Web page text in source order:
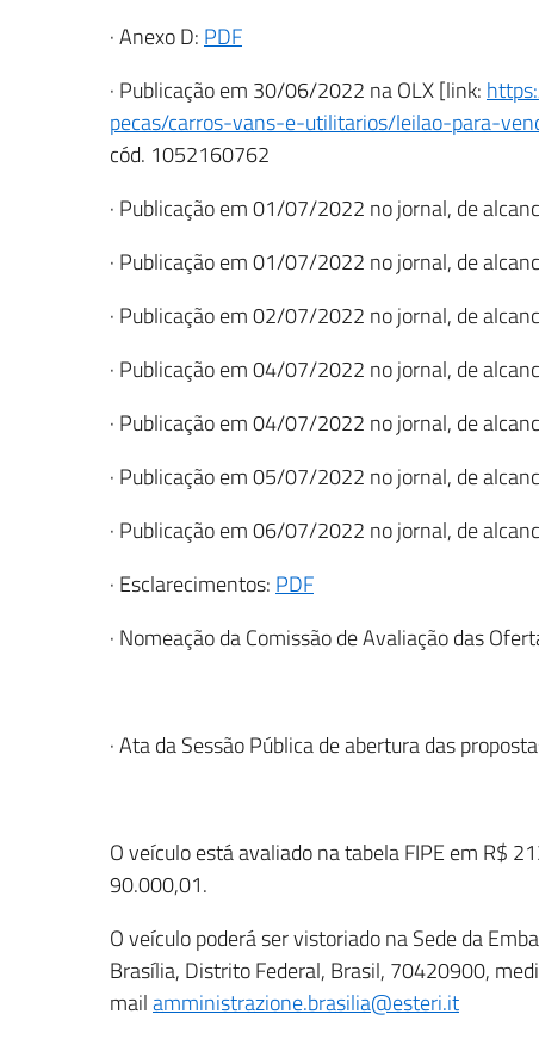
· Anexo D: PDF
· Publicação em 30/06/2022 na OLX [link:
pecas/carros-vans-e-utilitarios/leilao-para-
cód. 1052160762
· Publicação em 01/07/2022 no jornal, de
· Publicação em 01/07/2022 no jornal, de
· Publicação em 02/07/2022 no jornal, de
· Publicação em 04/07/2022 no jornal, de
· Publicação em 04/07/2022 no jornal, de
· Publicação em 05/07/2022 no jornal, de
· Publicação em 06/07/2022 no jornal, de
· Esclarecimentos: PDF
· Nomeação da Comissão de Avaliação das
· Ata da Sessão Pública de abertura das
O veículo está avaliado na tabela FIPE em R$
90.000,01.
O veículo poderá ser vistoriado na Sede da
Brasília, Distrito Federal, Brasil, 70420900,
mailamministrazione.brasilia@esteri.it